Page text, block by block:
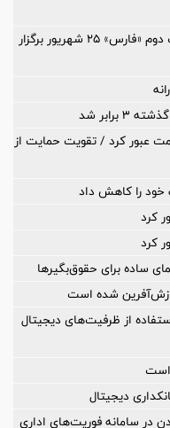
مجمع‌عمومی عادی بطور فوق‌العاده نوبت دوم «فارس» ۲۵ شهریور برگزار
شد
عبور کرد / تقویت حمایت از
ساده برای حقوق‌بگیرها
ارزش‌آفرین شده است
از ظرفیت‌های دیجیتال
است
دیجیتال
سامانه فوریت‌های اداری